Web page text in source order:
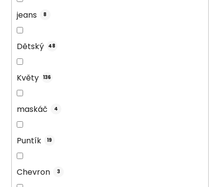
jeans 8
Dětský 48
Květy 136
maskáč 4
Puntík 19
Chevron 3